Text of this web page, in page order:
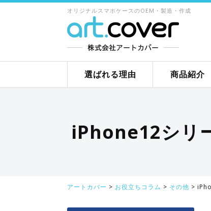
オリジナルスマホケースのOEM・製造・作成
選ばれる理由 商品紹介
iPhone12シリ
アートカバー > お役立ちコラム > その他 >